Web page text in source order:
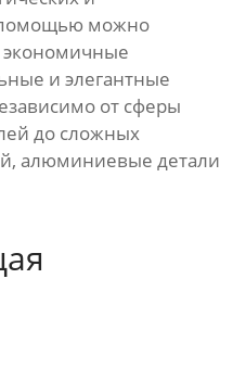
помощью можно
экономичные
и элегантные
от сферы
до сложных
алюминиевые детали